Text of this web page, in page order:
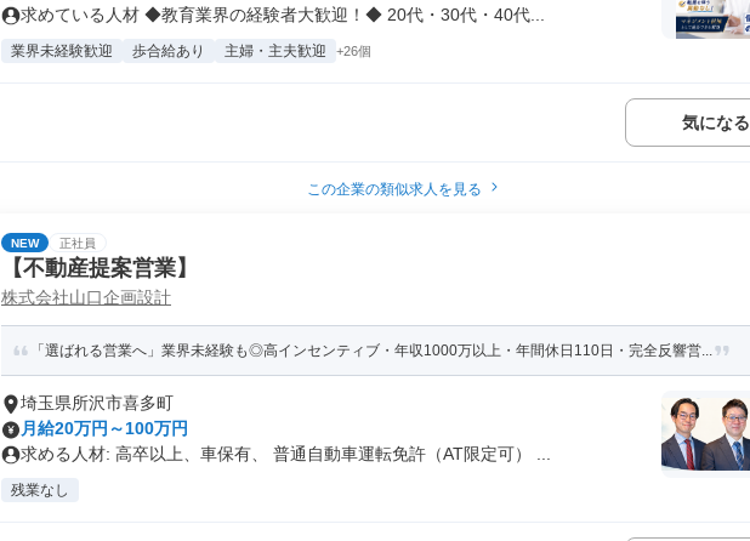
求めている人材 ◆教育業界の経験者大歓迎！◆ 20代・30代・40代...
業界未経験歓迎 歩合給あり 主婦・主夫歓迎 +26個
気になる
この企業の類似求人を見る
NEW 正社員
【不動産提案営業】
株式会社山口企画設計
「選ばれる営業へ」業界未経験も◎高インセンティブ・年収1000万以上・年間休日110日・完全反響営...
埼玉県所沢市喜多町
月給20万円～100万円
求める人材: 高卒以上、車保有、 普通自動車運転免許（AT限定可） ...
残業なし